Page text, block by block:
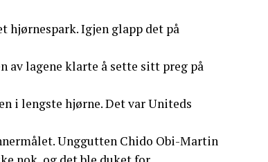
hjørnespark. Igjen glapp det på
av lagene klarte å sette sitt preg på
i lengste hjørne. Det var Uniteds
Unggutten Chido Obi-Martin